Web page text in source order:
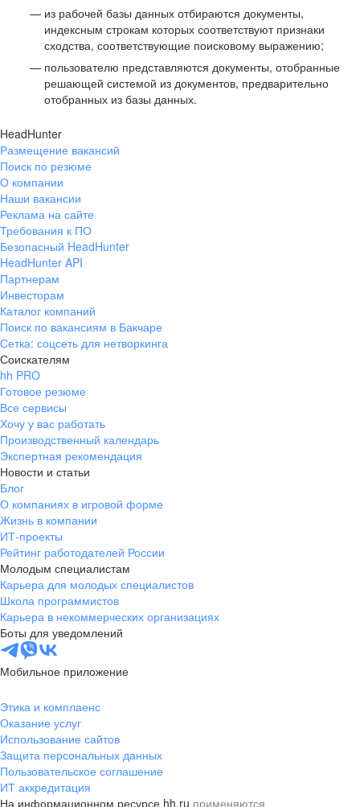
из рабочей базы данных отбираются документы,
индексным строкам которых соответствуют признаки
сходства, соответствующие поисковому выражению;
пользователю представляются документы, отобранные
решающей системой из документов, предварительно
отобранных из базы данных.
HeadHunter
Размещение вакансий
Поиск по резюме
О компании
Наши вакансии
Реклама на сайте
Требования к ПО
Безопасный HeadHunter
HeadHunter API
Партнерам
Инвесторам
Каталог компаний
Поиск по вакансиям в Бакчаре
Сетка: соцсеть для нетворкинга
Соискателям
hh PRO
Готовое резюме
Все сервисы
Хочу у вас работать
Производственный календарь
Экспертная рекомендация
Новости и статьи
Блог
О компаниях в игровой форме
Жизнь в компании
ИТ-проекты
Рейтинг работодателей России
Молодым специалистам
Карьера для молодых специалистов
Школа программистов
Карьера в некоммерческих организациях
Боты для уведомлений
Мобильное приложение
Этика и комплаенс
Оказание услуг
Использование сайтов
Защита персональных данных
Пользовательское соглашение
ИТ аккредитация
На информационном ресурсе hh.ru применяются